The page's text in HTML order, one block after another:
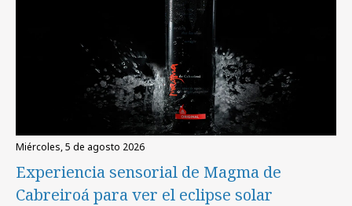
miércoles, 5 de agosto 2026
Experiencia sensorial de Magma de
Cabreiroá para ver el eclipse solar